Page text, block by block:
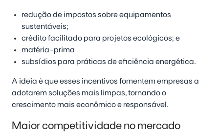
redução de impostos sobre equipamentos
sustentáveis;
crédito facilitado para projetos ecológicos; e
matéria-prima
subsídios para práticas de eficiência energética.
A ideia é que esses incentivos fomentem empresas a
adotarem soluções mais limpas, tornando o
crescimento mais econômico e responsável.
Maior competitividade no mercado